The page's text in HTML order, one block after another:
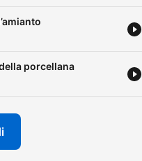
porcellana